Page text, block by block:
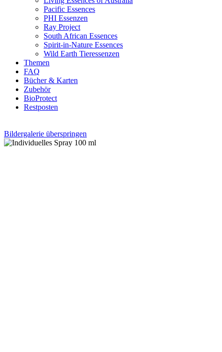
Pacific Essences
PHI Essenzen
Ray Project
South African Essences
Spirit-in-Nature Essences
Wild Earth Tieressenzen
Themen
FAQ
Bücher & Karten
Zubehör
BioProtect
Restposten
Bildergalerie überspringen